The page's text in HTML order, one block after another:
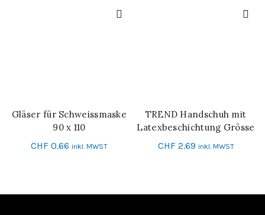
IN DEN WARENKORB
Gläser für Schweissmaske
90 x 110
CHF 0.66 inkl. MWST
IN DEN WARENKORB
TREND Handschuh mit
Latexbeschichtung Grösse
10
CHF 2.69 inkl. MWST